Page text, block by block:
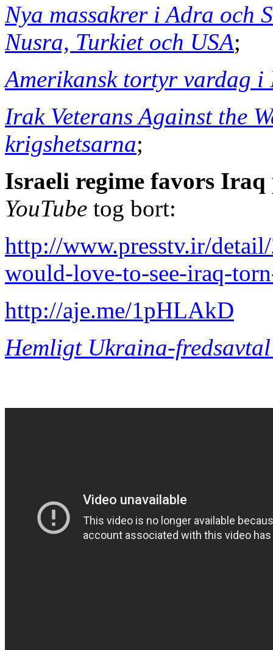
Nya massakrer i Adra och
Nusra, Turkiet och USA;
Amerikansk tortyr vardag i
Irak Veterans Against the
krigshetsarna;
Israeli regime favors
YouTube tog bort:
http://www.presstv.ir/
would-love-to-see-iraq-
http://aje.me/1pHLAkD
Hemligt Ukraina-